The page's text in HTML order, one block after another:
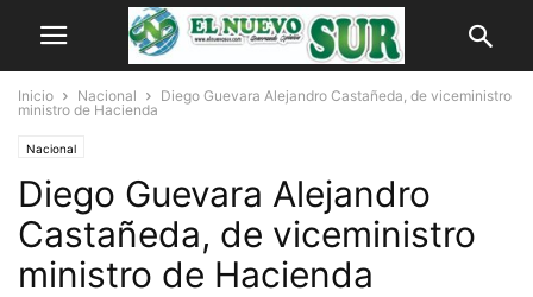
Inicio Nacional
Diego Guevara Alejandro Castañeda, de viceministro
ministro de Hacienda
Nacional
Diego Guevara Alejandro
Castañeda, de viceministro
ministro de Hacienda